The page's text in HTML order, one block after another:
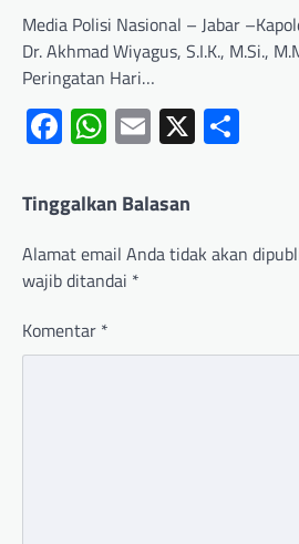
Media Polisi Nasional – Jabar
Dr. Akhmad Wiyagus, S.I.K., M.Si.,
Peringatan Hari…
Facebook
WhatsApp
Email
X
Tinggalkan Balasan
Alamat email Anda tidak akan
wajib ditandai *
Komentar *